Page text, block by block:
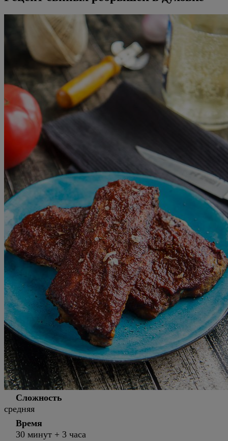
Сложность
средняя
Время
30 минут + 3 часа